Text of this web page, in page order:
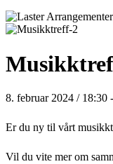
8. februar 2024 / 18:30 -
Er du ny til vårt
Vil du vite mer om